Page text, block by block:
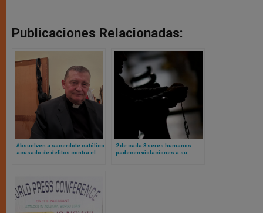
Publicaciones Relacionadas:
Absuelven a sacerdote católico
acusado de delitos contra el
2 de cada 3 seres humanos
padecen violaciones a su